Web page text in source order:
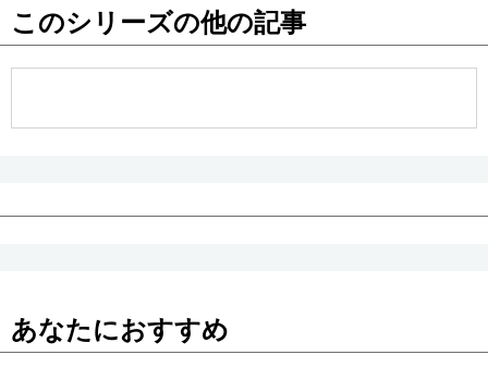
このシリーズの他の記事
あなたにおすすめ